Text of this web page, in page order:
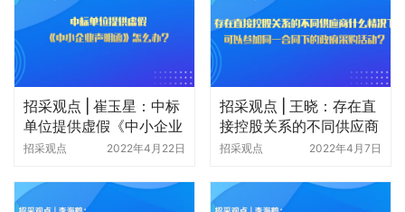
招采观点 | 崔玉星：中标
单位提供虚假《中小企业
声明函》怎么办？
招采观点 2022年4月22日
招采观点 | 王晓：存在直
接控股关系的不同供应商
什么情况下可以参加同一
招采观点 2022年4月7日